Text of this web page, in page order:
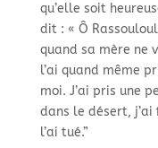
qu’elle soit
dit : « Ô
quand sa mère ne
l’ai quand même
moi. J’ai pris une
dans le désert,
l’ai tué.”